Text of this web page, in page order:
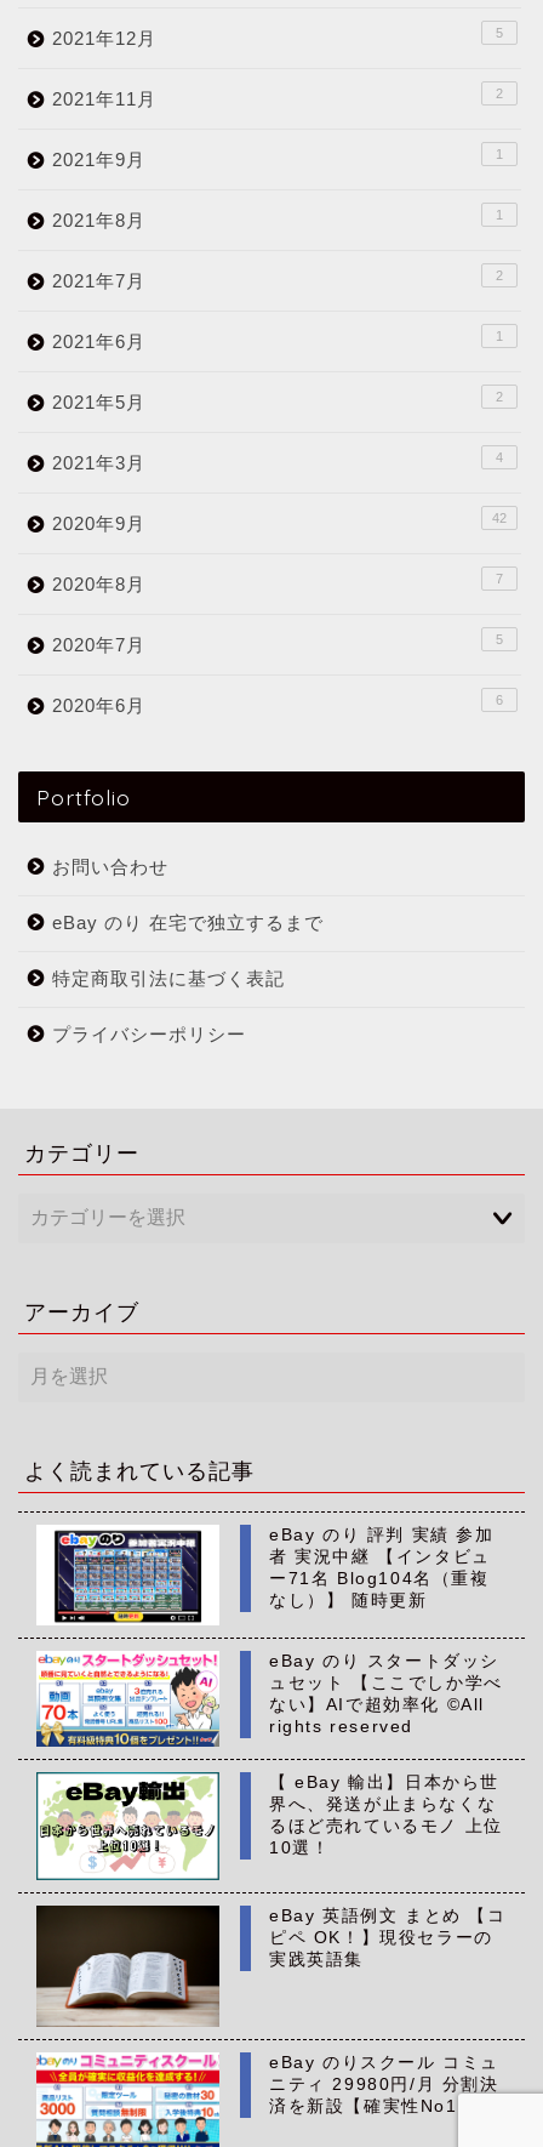
2021年12月 5
2021年11月 2
2021年9月 1
2021年8月 1
2021年7月 2
2021年6月 1
2021年5月 2
2021年3月 4
2020年9月 42
2020年8月 7
2020年7月 5
2020年6月 6
Portfolio
お問い合わせ
eBay のり 在宅で独立するまで
特定商取引法に基づく表記
プライバシーポリシー
カテゴリー
アーカイブ
ー
ブ
よく読まれている記事
eBay のり 評判 実績 参加
者 実況中継 【インタビュ
ー71名 Blog104名（重複
なし）】 随時更新
eBay のり スタートダッシ
ュセット 【ここでしか学べ
ない】AIで超効率化 ©All
rights reserved
【 eBay 輸出】日本から世
界へ、発送が止まらなくな
るほど売れているモノ 上位
10選！
eBay 英語例文 まとめ 【コ
ピペ OK！】現役セラーの
実践英語集
eBay のりスクール コミュ
ニティ 29980円/月 分割決
済を新設【確実性No1】